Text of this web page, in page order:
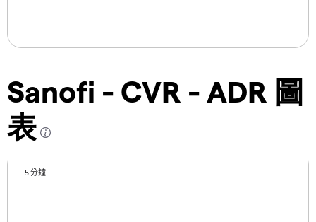
Sanofi - CVR - ADR 圖
表
5 分鐘